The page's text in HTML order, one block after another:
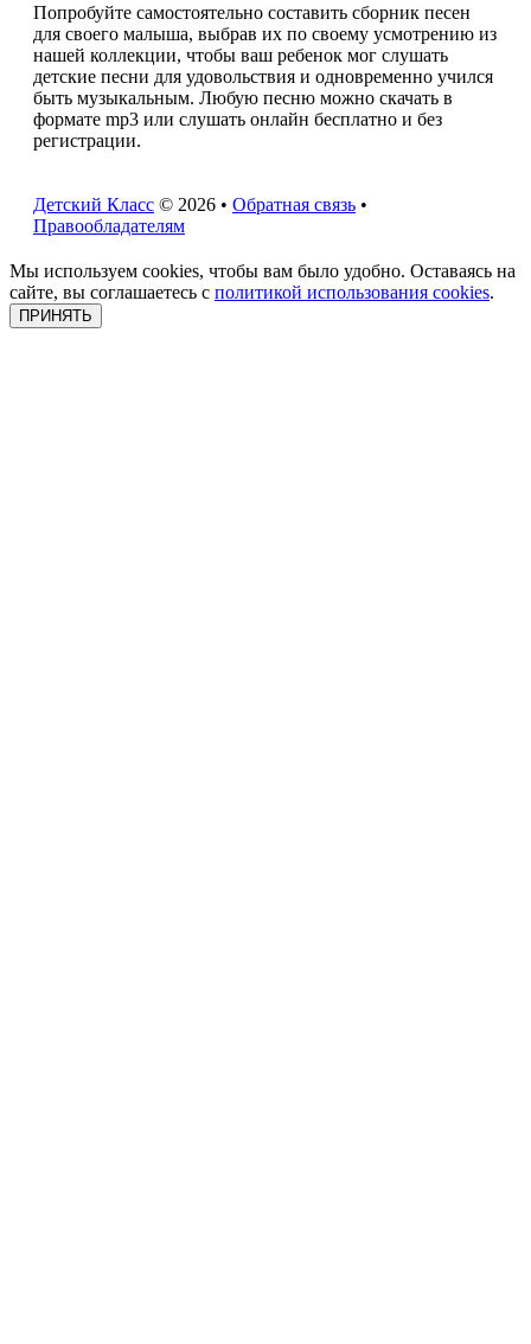
Попробуйте самостоятельно составить сборник песен
для своего малыша, выбрав их по своему усмотрению из
нашей коллекции, чтобы ваш ребенок мог слушать
детские песни для удовольствия и одновременно учился
быть музыкальным. Любую песню можно скачать в
формате mp3 или слушать онлайн бесплатно и без
регистрации.
Детский Класс © 2026 • Обратная связь •
Правообладателям
Мы используем cookies, чтобы вам было удобно. Оставаясь на
сайте, вы соглашаетесь с политикой использования cookies.
ПРИНЯТЬ